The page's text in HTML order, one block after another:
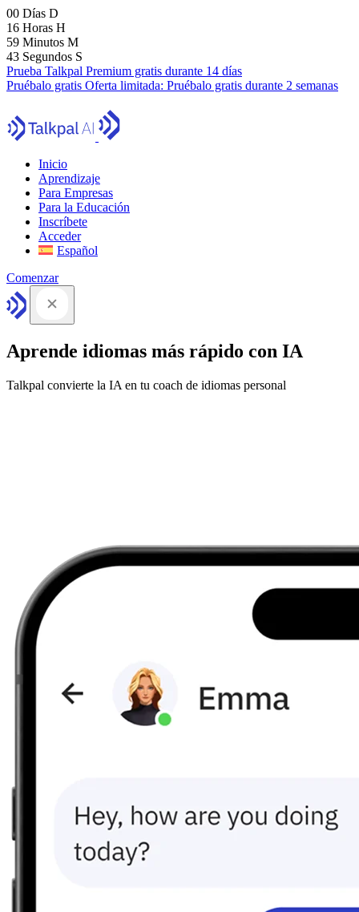
00 Días D
16 Horas H
59 Minutos M
41 Segundos S
Prueba Talkpal Premium gratis durante 14 días
Pruébalo gratis Oferta limitada: Pruébalo gratis durante 2 semanas
Inicio
Aprendizaje
Para Empresas
Para la Educación
Inscríbete
Acceder
Español
Comenzar
Aprende idiomas más rápido con IA
Talkpal convierte la IA en tu coach de idiomas personal